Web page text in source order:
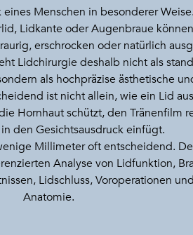
Menschen in besonderer
Lidkante oder Augenbraue
erschrocken oder natürlich
Lidchirurgie deshalb nicht als
als hochpräzise ästhetische
ist nicht allein, wie ein Lid
Hornhaut schützt, den Tränenfilm
den Gesichtsausdruck einfügt.
Millimeter oft entscheidend.
Analyse von Lidfunktion,
Lidschluss, Voroperationen
Anatomie.